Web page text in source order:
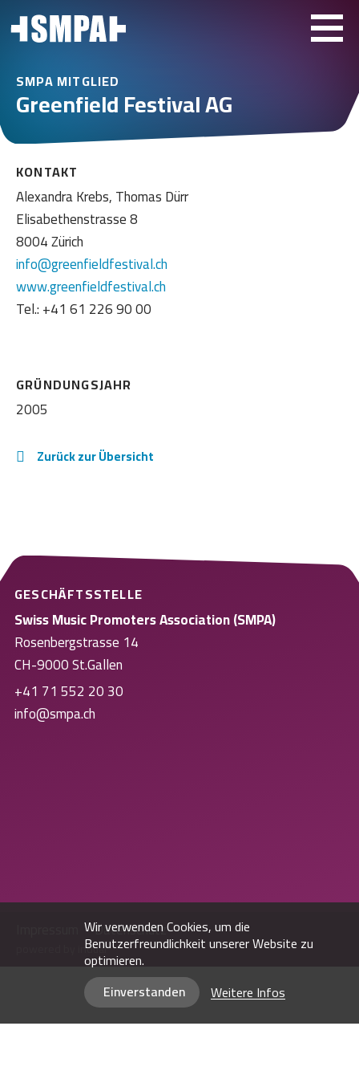
SMPA MITGLIED
Greenfield Festival AG
KONTAKT
Alexandra Krebs, Thomas Dürr
Elisabethenstrasse 8
8004 Zürich
info@greenfieldfestival.ch
www.greenfieldfestival.ch
Tel.: +41 61 226 90 00
GRÜNDUNGSJAHR
2005
Zurück zur Übersicht
GESCHÄFTSSTELLE
Swiss Music Promoters Association (SMPA)
Rosenbergstrasse 14
CH-9000 St.Gallen
+41 71 552 20 30
info@smpa.ch
Datenschutz
powered by indual
Wir verwenden Cookies, um die
Benutzerfreundlichkeit unserer Website zu
optimieren.
Einverstanden
Weitere Infos